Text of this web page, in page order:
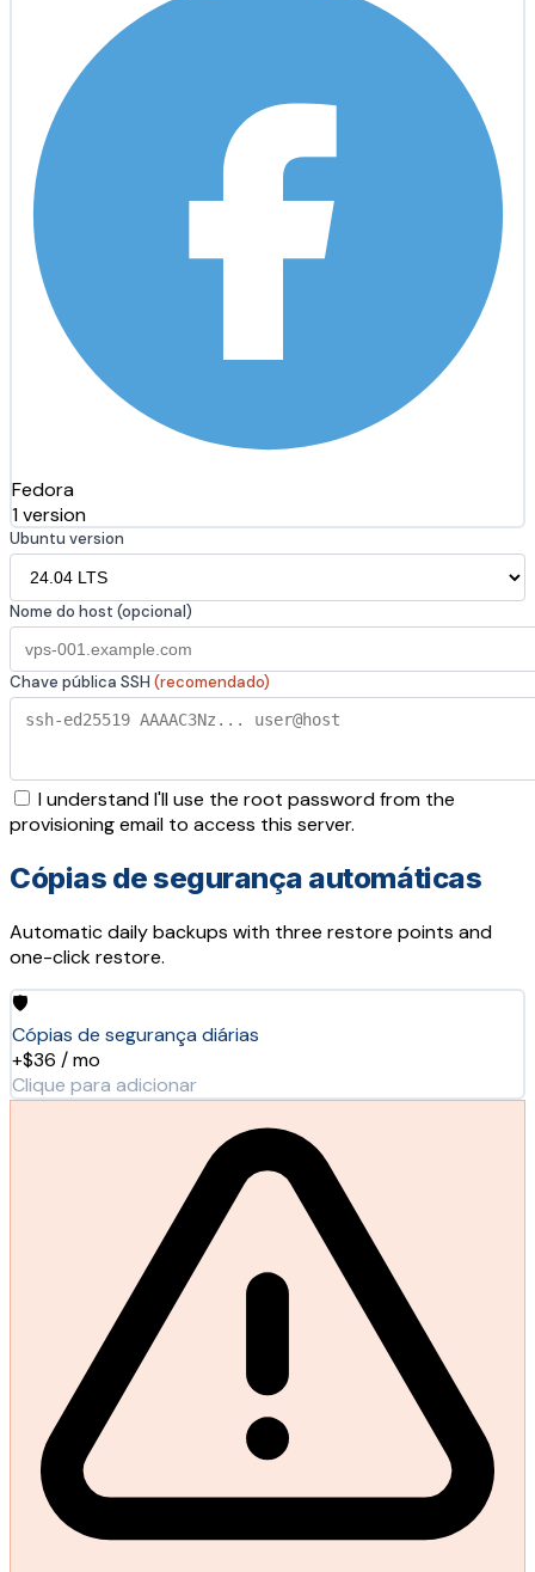
Fedora
1 version
Ubuntu version
Nome do host (opcional)
Chave pública SSH (recomendado)
I understand I'll use the root password from the
provisioning email to access this server.
Cópias de segurança automáticas
Automatic daily backups with three restore points and
one-click restore.
🛡️
Cópias de segurança diárias
+$36 / mo
Clique para adicionar